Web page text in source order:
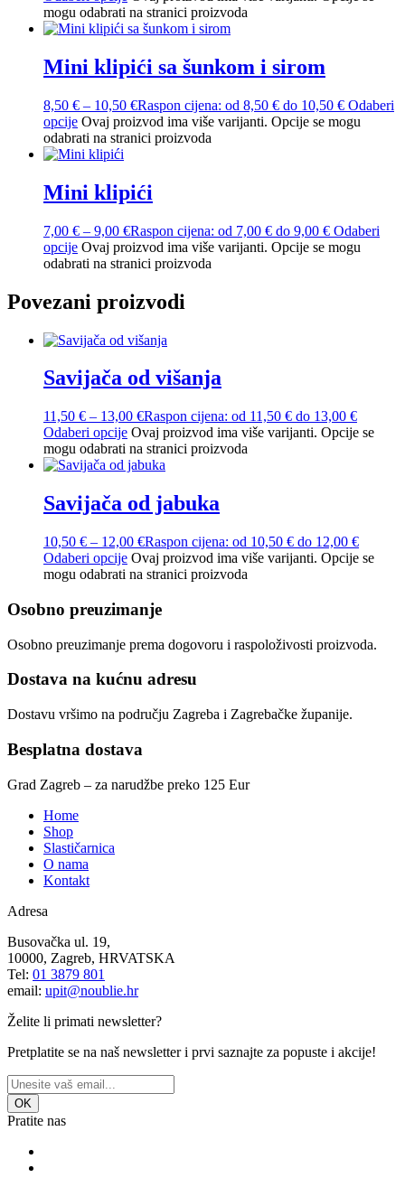
mogu odabrati na stranici proizvoda
Mini klipići sa šunkom i sirom
8,50 € – 10,50 €Raspon cijena: od 8,50 € do 10,50 € Odaberi
opcije Ovaj proizvod ima više varijanti. Opcije se mogu
odabrati na stranici proizvoda
Mini klipići
7,00 € – 9,00 €Raspon cijena: od 7,00 € do 9,00 € Odaberi
opcije Ovaj proizvod ima više varijanti. Opcije se mogu
odabrati na stranici proizvoda
Povezani proizvodi
Savijača od višanja
11,50 € – 13,00 €Raspon cijena: od 11,50 € do 13,00 €
Odaberi opcije Ovaj proizvod ima više varijanti. Opcije se
mogu odabrati na stranici proizvoda
Savijača od jabuka
10,50 € – 12,00 €Raspon cijena: od 10,50 € do 12,00 €
Odaberi opcije Ovaj proizvod ima više varijanti. Opcije se
mogu odabrati na stranici proizvoda
Osobno preuzimanje
Osobno preuzimanje prema dogovoru i raspoloživosti proizvoda.
Dostava na kućnu adresu
Dostavu vršimo na području Zagreba i Zagrebačke županije.
Besplatna dostava
Grad Zagreb – za narudžbe preko 125 Eur
Home
Shop
Slastičarnica
O nama
Kontakt
Adresa
Busovačka ul. 19,
10000, Zagreb, HRVATSKA
Tel: 01 3879 801
email: upit@noublie.hr
Želite li primati newsletter?
Pretplatite se na naš newsletter i prvi saznajte za popuste i akcije!
OK
Pratite nas